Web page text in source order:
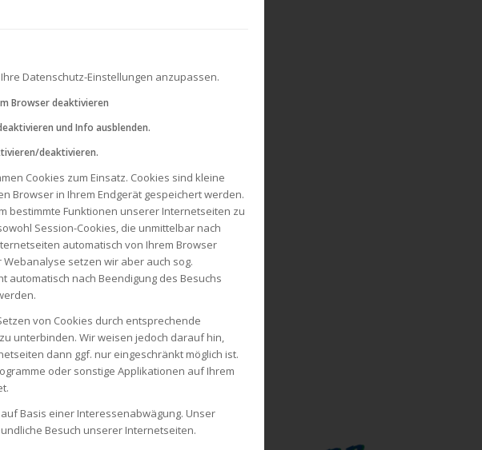
Datenschutz-Einstellungen anzupassen.
Browser deaktivieren
und Info ausblenden.
deaktivieren.
Cookies zum Einsatz. Cookies sind kleine
Browser in Ihrem Endgerät gespeichert werden.
bestimmte Funktionen unserer Internetseiten zu
Session-Cookies, die unmittelbar nach
automatisch von Ihrem Browser
Webanalyse setzen wir aber auch sog.
automatisch nach Beendigung des Besuchs
von Cookies durch entsprechende
unterbinden. Wir weisen jedoch darauf hin,
dann ggf. nur eingeschränkt möglich ist.
oder sonstige Applikationen auf Ihrem
Basis einer Interessenabwägung. Unser
Besuch unserer Internetseiten.